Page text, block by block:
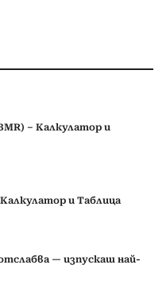
– Калкулатор и
и Таблица
— изпускаш най-